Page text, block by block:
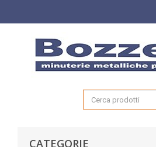
CATEGORIE